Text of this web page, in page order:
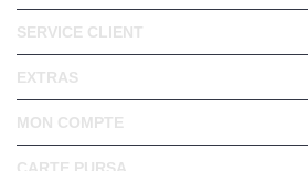
SERVICE CLIENT
EXTRAS
MON COMPTE
CARTE PURSA